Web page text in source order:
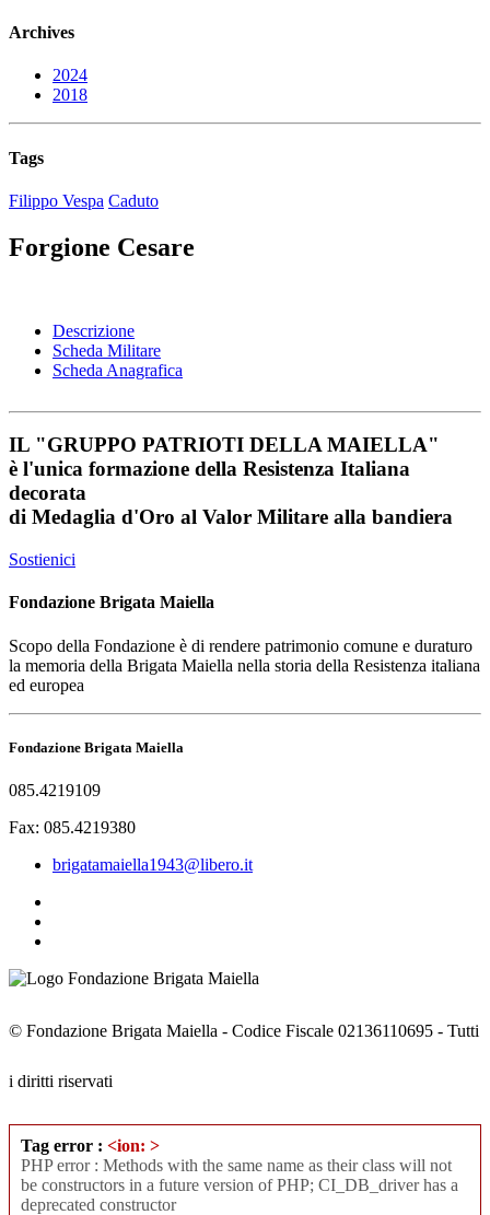
Archives
2024
2018
Tags
Filippo Vespa Caduto
Forgione Cesare
Descrizione
Scheda Militare
Scheda Anagrafica
IL "GRUPPO PATRIOTI DELLA MAIELLA"
è l'unica formazione della Resistenza Italiana
decorata
di Medaglia d'Oro al Valor Militare alla bandiera
Sostienici
Fondazione Brigata Maiella
Scopo della Fondazione è di rendere patrimonio comune e duraturo
la memoria della Brigata Maiella nella storia della Resistenza italiana
ed europea
Fondazione Brigata Maiella
085.4219109
Fax: 085.4219380
brigatamaiella1943@libero.it
© Fondazione Brigata Maiella - Codice Fiscale 02136110695 - Tutti
i diritti riservati
Tag error : <ion: >
PHP error : Methods with the same name as their class will not
be constructors in a future version of PHP; CI_DB_driver has a
deprecated constructor